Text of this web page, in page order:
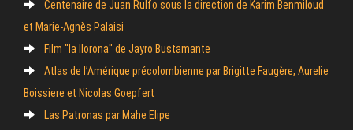
Centenaire de Juan Rulfo sous la direction de Karim Benmiloud
et Marie-Agnès Palaisi
Film "la llorona" de Jayro Bustamante
Atlas de l’Amérique précolombienne par Brigitte Faugère, Aurelie
Boissiere et Nicolas Goepfert
Las Patronas par Mahe Elipe